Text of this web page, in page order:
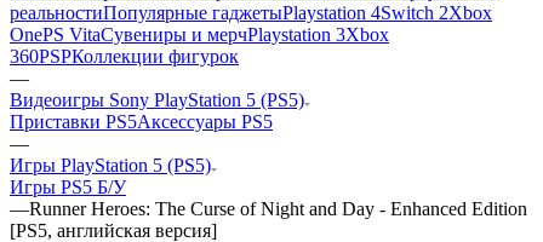
реальностиПопулярные гаджетыPlaystation 4Switch 2Xbox
OnePS VitaСувениры и мерчPlaystation 3Xbox
360PSPКоллекции фигурок
—
Видеоигры Sony PlayStation 5 (PS5)
Приставки PS5Аксессуары PS5
—
Игры PlayStation 5 (PS5)
Игры PS5 Б/У
—Runner Heroes: The Curse of Night and Day - Enhanced Edition
[PS5, английская версия]